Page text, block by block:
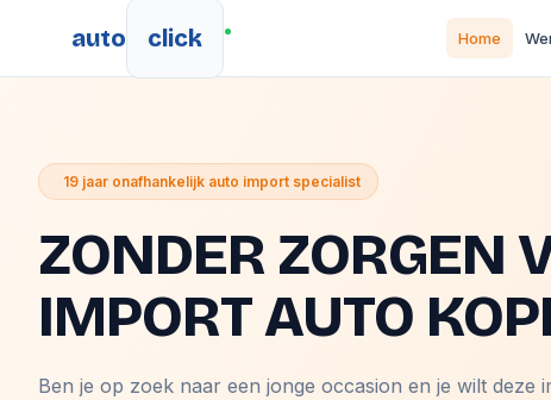
auto click Home
19 jaar onafhankelijk auto import specialist
ZONDER ZORGEN
IMPORT AUTO
Ben je op zoek naar een jonge occasion en je wilt